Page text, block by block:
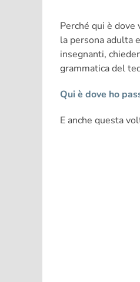
Perché qui è dove
la persona adulta
insegnanti,
grammatica del
Qui è dove ho
E anche questa